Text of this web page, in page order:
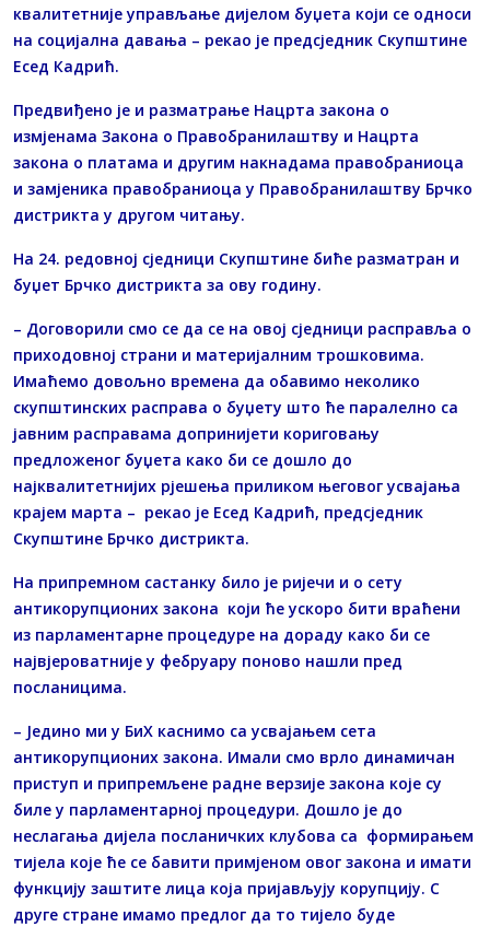
квалитетније управљање дијелом буџета који се односи
на социјална давања – рекао је предсједник Скупштине
Есед Кадрић.
Предвиђено је и разматрање Нацрта закона о
измјенама Закона о Правобранилаштву и Нацрта
закона о платама и другим накнадама правобраниоца
и замјеника правобраниоца у Правобранилаштву Брчко
дистрикта у другом читању.
На 24. редовној сједници Скупштине биће разматран и
буџет Брчко дистрикта за ову годину.
– Договорили смо се да се на овој сједници расправља о
приходовној страни и материјалним трошковима.
Имаћемо довољно времена да обавимо неколико
скупштинских расправа о буџету што ће паралелно са
јавним расправама допринијети кориговању
предложеног буџета како би се дошло до
најквалитетнијих рјешења приликом његовог усвајања
крајем марта – рекао је Есед Кадрић, предсједник
Скупштине Брчко дистрикта.
На припремном састанку било је ријечи и о сету
антикорупционих закона који ће ускоро бити враћени
из парламентарне процедуре на дораду како би се
највјероватније у фебруару поново нашли пред
посланицима.
– Једино ми у БиХ каснимо са усвајањем сета
антикорупционих закона. Имали смо врло динамичан
приступ и припремљене радне верзије закона које су
биле у парламентарној процедури. Дошло је до
неслагања дијела посланичких клубова са формирањем
тијела које ће се бавити примјеном овог закона и имати
функцију заштите лица која пријављују корупцију. С
друге стране имамо предлог да то тијело буде